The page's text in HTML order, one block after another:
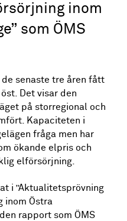
inom
som ÖMS
senaste tre åren fått
Det visar den
på storregional och
Kapaciteten i
fråga men har
ökande elpris och
elförsörjning.
i ”Aktualitetsprövning
inom Östra
rapport som ÖMS